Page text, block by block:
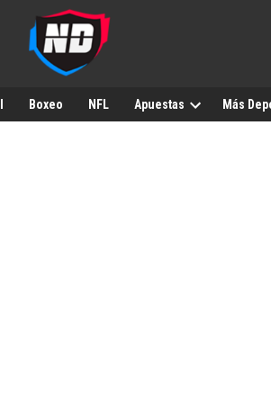
Boxeo NFL Apuestas Más